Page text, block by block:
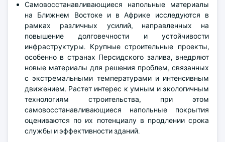
Самовосстанавливающиеся напольные материалы
на Ближнем Востоке и в Африке исследуются в
рамках различных усилий, направленных на
повышение долговечности и устойчивости
инфраструктуры. Крупные строительные проекты,
особенно в странах Персидского залива, внедряют
новые материалы для решения проблем, связанных
с экстремальными температурами и интенсивным
движением. Растет интерес к умным и экологичным
технологиям строительства, при этом
самовосстанавливающиеся напольные покрытия
оцениваются по их потенциалу в продлении срока
службы и эффективности зданий.